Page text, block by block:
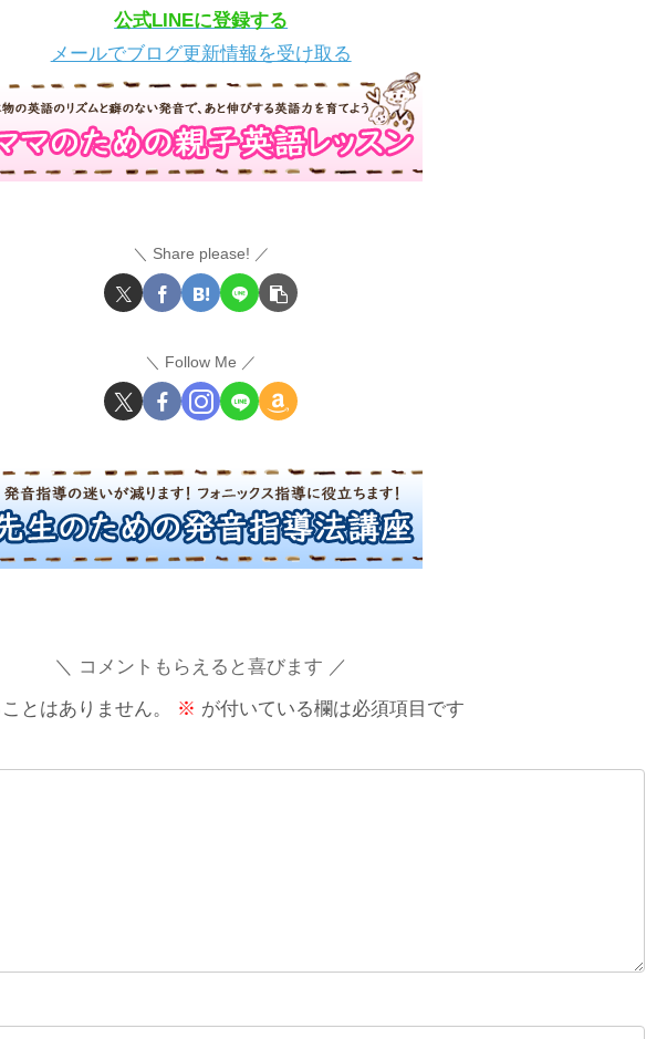
公式LINEに登録する
メールでブログ更新情報を受け取る
Share please!
Follow Me
コメントもらえると喜びます
とはありません。 ※ が付いている欄は必須項目です